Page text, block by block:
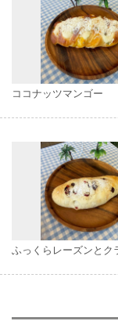
ココナッツマンゴー